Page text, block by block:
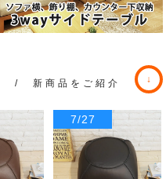
/ 新商品をご紹介
7/27